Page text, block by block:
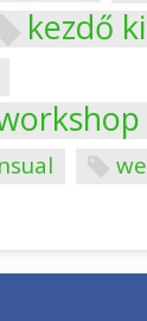
kezdő